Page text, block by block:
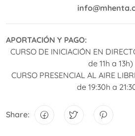
APORTACIÓN Y PAGO:
CURSO DE INICIACIÓN EN
de 11h a 13h)
CURSO PRESENCIAL AL AIRE
de 19:30h a
Share: